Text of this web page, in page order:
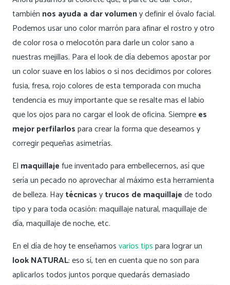
también nos ayuda a dar volumeny definir el óvalo facial.
Podemos usar uno color marrón para afinar el rostro y otro
de color rosa o melocotón para darle un color sano a
nuestras mejillas. Para el look de día debemos apostar por
un color suave en los labios o si nos decidimos por colores
fusia, fresa, rojo colores de esta temporada con mucha
tendencia es muy importante que se resalte mas el labio
que los ojos para no cargar el look de oficina. Siemprees
mejor perfilarlospara crear la forma que deseamos y
corregir pequeñas asimetrías.
El maquillajefue inventado para embellecernos, así que
sería un pecado no aprovechar al máximo esta herramienta
de belleza. Haytécnicasytrucos de maquillajede todo
tipo y para toda ocasión: maquillaje natural, maquillaje de
día, maquillaje de noche, etc.
En el día de hoy te enseñamosvarios tipspara lograr un
look NATURAL: eso sí, ten en cuenta que no son para
aplicarlos todos juntos porque quedarás demasiado